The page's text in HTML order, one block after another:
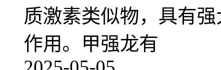
质激素类似物，具有
作用。甲强龙有